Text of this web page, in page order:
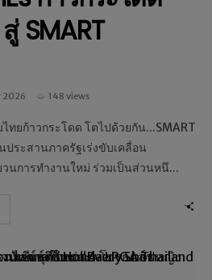
SMART
2026 148 views
ทยก้าวกระโดด โตไปด้วยกัน...SMART
ประสานภาครัฐเร่งขับเคลื่อน
นการทำงานใหม่ ร่วมเป็นส่วนหนึ...